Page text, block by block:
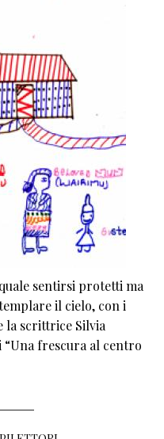
sentirsi protetti ma
il cielo, con i
la scrittrice Silvia
frescura al centro